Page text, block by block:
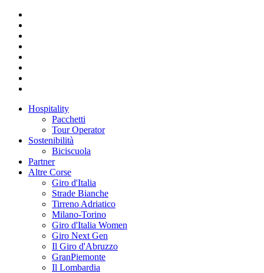
Hospitality
Pacchetti
Tour Operator
Sostenibilità
Biciscuola
Partner
Altre Corse
Giro d'Italia
Strade Bianche
Tirreno Adriatico
Milano-Torino
Giro d'Italia Women
Giro Next Gen
Il Giro d'Abruzzo
GranPiemonte
Il Lombardia